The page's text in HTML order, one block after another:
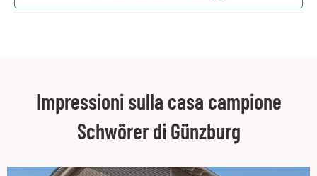
Impressioni sulla casa campione
Schwörer di Günzburg